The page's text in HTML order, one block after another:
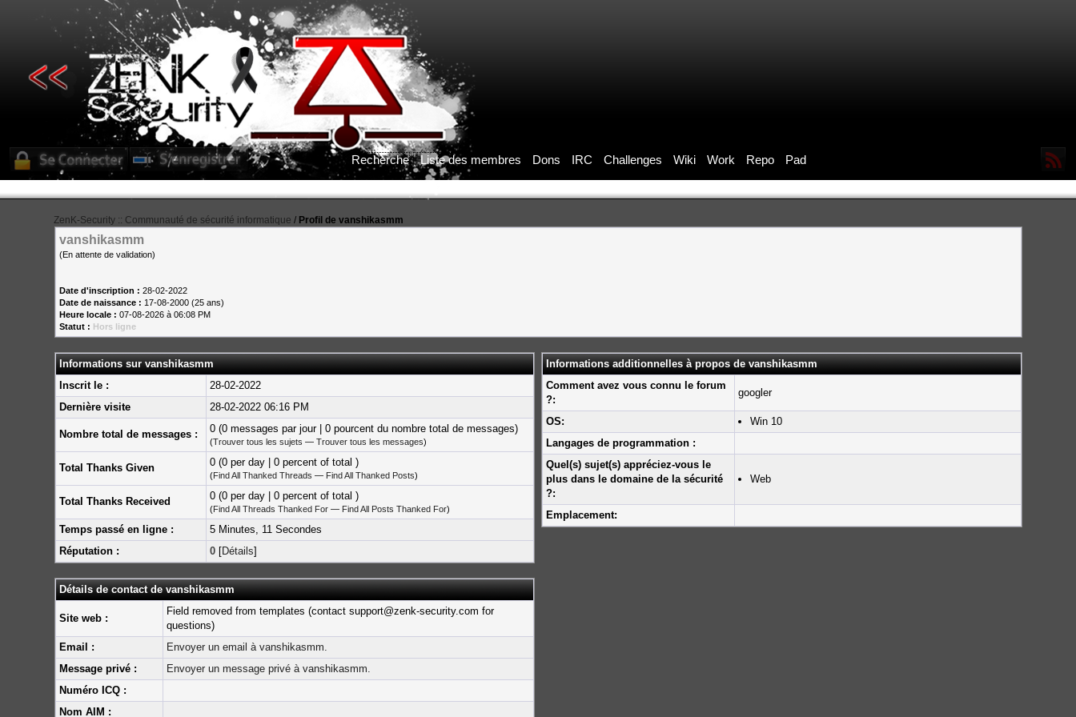
Recherche Liste des membres Dons IRC Challenges Wiki Work Repo Pad
ZenK-Security :: Communauté de sécurité informatique / Profil de vanshikasmm
vanshikasmm
(En attente de validation)
Date d'inscription : 28-02-2022
Date de naissance : 17-08-2000 (25 ans)
Heure locale : 07-08-2026 à 06:08 PM
Statut : Hors ligne
Informations sur vanshikasmm
Inscrit le :
28-02-2022
Dernière visite
28-02-2022 06:16 PM
Nombre total de messages : 0 (0 messages par jour | 0 pourcent du nombre total de messages)
(Trouver tous les sujets — Trouver tous les messages)
Total Thanks Given 0 (0 per day | 0 percent of total )
(Find All Thanked Threads — Find All Thanked Posts)
Total Thanks Received 0 (0 per day | 0 percent of total )
(Find All Threads Thanked For— Find All Posts Thanked For)
Temps passé en ligne :
5 Minutes, 11 Secondes
Réputation :
0[Détails]
Détails de contact de vanshikasmm
Site web :
Field removed from templates (contact support@zenk-security.com for
questions)
Email :
Envoyer un email à vanshikasmm.
Message privé :
Envoyer un message privé à vanshikasmm.
Numéro ICQ :
Nom AIM :
Informations additionnelles à propos de vanshikasmm
Comment avez vous connu le forum
?:
googler
OS:
Win 10
Langages de programmation :
Quel(s) sujet(s) appréciez-vous le
plus dans le domaine de la sécurité
?:
Web
Emplacement: